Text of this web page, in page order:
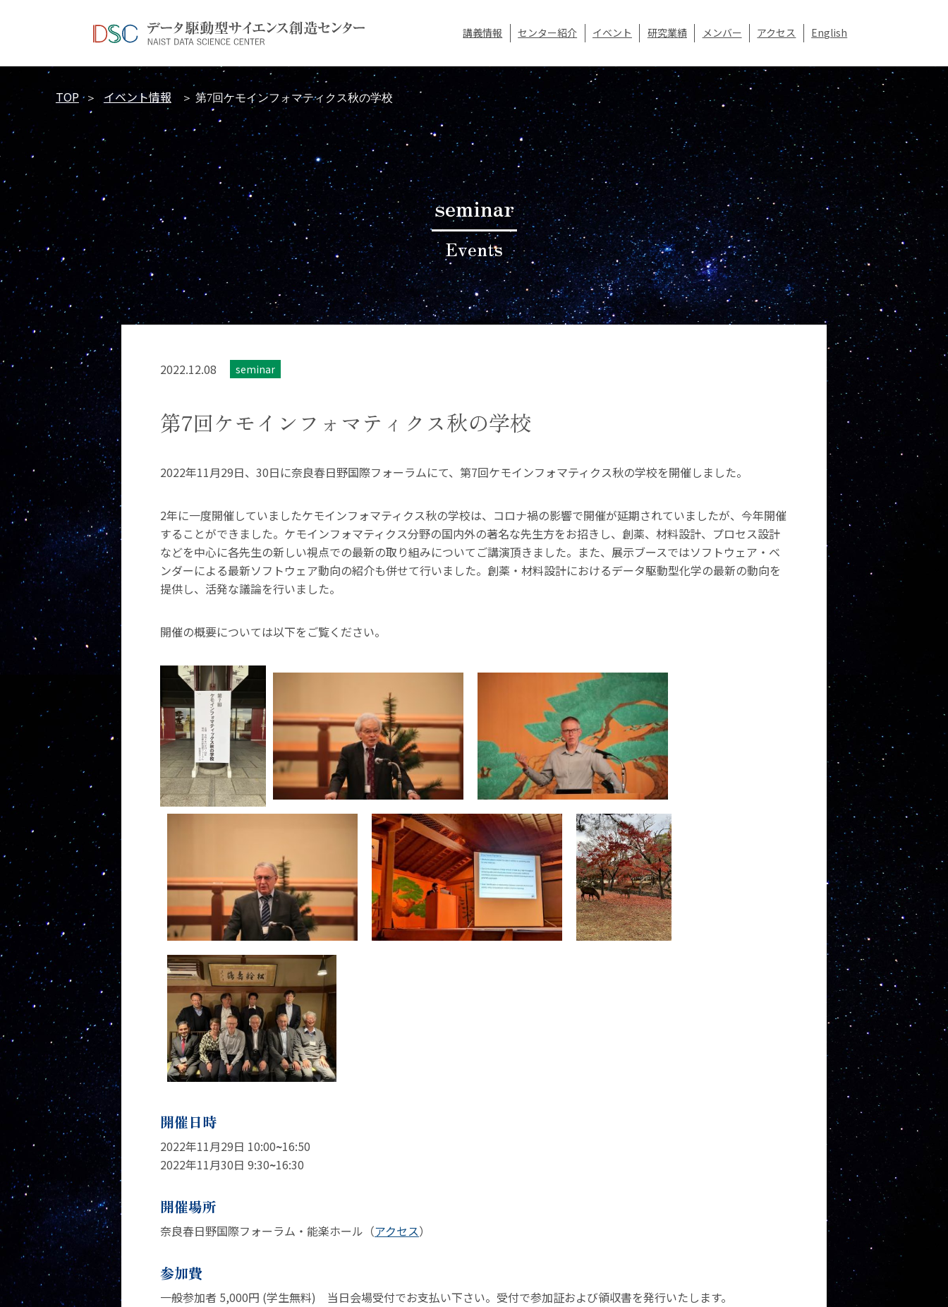
講義情報 センター紹介 イベント 研究業績 メンバー アクセス English
TOP ＞ イベント情報 ＞ 第7回ケモインフォマティクス秋の学校
seminar
Events
2022.12.08 seminar
第7回ケモインフォマティクス秋の学校
2022年11月29日、30日に奈良春日野国際フォーラムにて、第7回ケモインフォマティクス秋の学校を開催しました。
2年に一度開催していましたケモインフォマティクス秋の学校は、コロナ禍の影響で開催が延期されていましたが、今年開催
することができました。ケモインフォマティクス分野の国内外の著名な先生方をお招きし、創薬、材料設計、プロセス設計
などを中心に各先生の新しい視点での最新の取り組みについてご講演頂きました。また、展示ブースではソフトウェア・ベ
ンダーによる最新ソフトウェア動向の紹介も併せて行いました。創薬・材料設計におけるデータ駆動型化学の最新の動向を
提供し、活発な議論を行いました。
開催の概要については以下をご覧ください。
開催日時
2022年11月29日 10:00~16:50
2022年11月30日 9:30~16:30
開催場所
奈良春日野国際フォーラム・能楽ホール（アクセス）
参加費
一般参加者 5,000円 (学生無料) 当日会場受付でお支払い下さい。受付で参加証および領収書を発行いたします。